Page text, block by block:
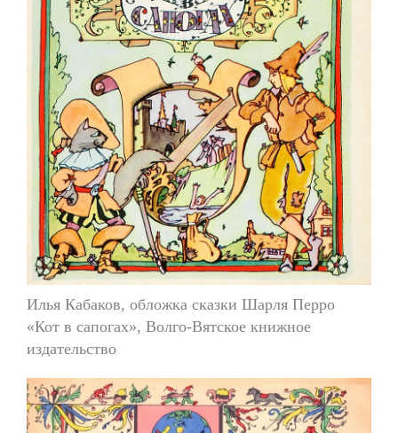
Илья Кабаков, обложка сказки Шарля Перро
«Кот в сапогах», Волго-Вятское книжное
издательство